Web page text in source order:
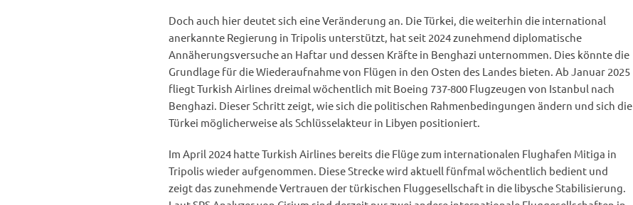
Doch auch hier deutet sich eine Veränderung an. Die Türkei, die weiterhin die international
anerkannte Regierung in Tripolis unterstützt, hat seit 2024 zunehmend diplomatische
Annäherungsversuche an Haftar und dessen Kräfte in Benghazi unternommen. Dies könnte die
Grundlage für die Wiederaufnahme von Flügen in den Osten des Landes bieten. Ab Januar 2025
fliegt Turkish Airlines dreimal wöchentlich mit Boeing 737-800 Flugzeugen von Istanbul nach
Benghazi. Dieser Schritt zeigt, wie sich die politischen Rahmenbedingungen ändern und sich die
Türkei möglicherweise als Schlüsselakteur in Libyen positioniert.
Im April 2024 hatte Turkish Airlines bereits die Flüge zum internationalen Flughafen Mitiga in
Tripolis wieder aufgenommen. Diese Strecke wird aktuell fünfmal wöchentlich bedient und
zeigt das zunehmende Vertrauen der türkischen Fluggesellschaft in die libysche Stabilisierung.